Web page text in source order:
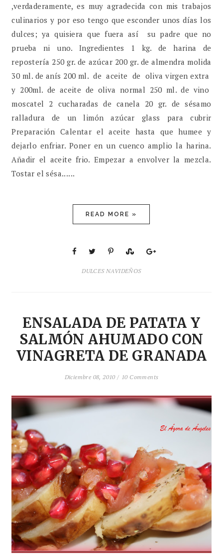
,verdaderamente, es muy agradecida con mis trabajos
culinarios y por eso tengo que esconder unos días los
dulces; ya quisiera que fuera así su padre que no
prueba ni uno. Ingredientes 1 kg. de harina de
repostería 250 gr. de azúcar 200 gr. de almendra molida
30 ml. de anís 200 ml. de aceite de oliva virgen extra
y 200ml. de aceite de oliva normal 250 ml. de vino
moscatel 2 cucharadas de canela 20 gr. de sésamo
ralladura de un limón azúcar glass para cubrir
Preparación Calentar el aceite hasta que humee y
dejarlo enfriar. Poner en un cuenco amplio la harina.
Añadir el aceite frio. Empezar a envolver la mezcla.
Tostar el sésa......
READ MORE »
DULCES NAVIDEÑOS
ENSALADA DE PATATA Y
SALMÓN AHUMADO CON
VINAGRETA DE GRANADA
Diciembre 08, 2010 / 10 Comments